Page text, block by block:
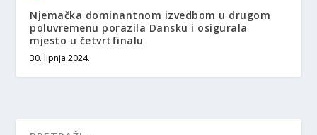
Njemačka dominantnom izvedbom u drugom
poluvremenu porazila Dansku i osigurala
mjesto u četvrtfinalu
30. lipnja 2024.